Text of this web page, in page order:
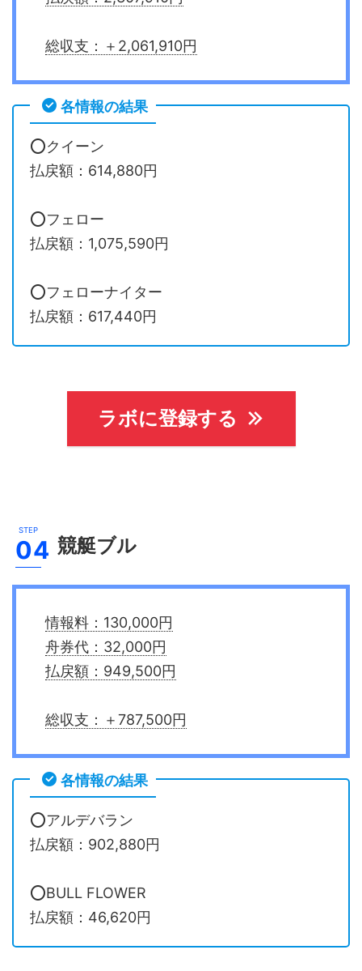
総収支：＋2,061,910円
各情報の結果
⭕️クイーン
払戻額：614,880円
⭕️フェロー
払戻額：1,075,590円
⭕️フェローナイター
払戻額：617,440円
ラボに登録する
競艇ブル
情報料：130,000円
舟券代：32,000円
払戻額：949,500円
総収支：＋787,500円
各情報の結果
⭕️アルデバラン
払戻額：902,880円
⭕️BULL FLOWER
払戻額：46,620円